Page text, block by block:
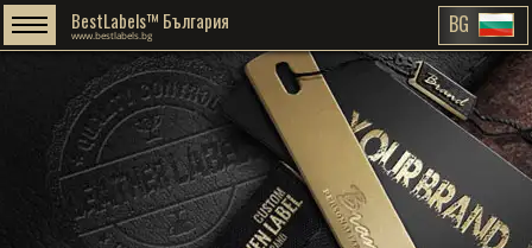
BestLabels™ България
www.bestlabels.bg BG